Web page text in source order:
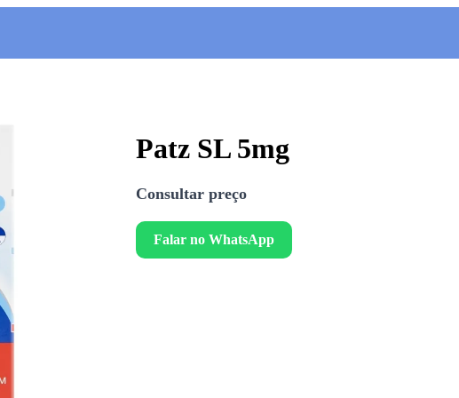
Patz SL 5mg
Consultar preço
Falar no WhatsApp